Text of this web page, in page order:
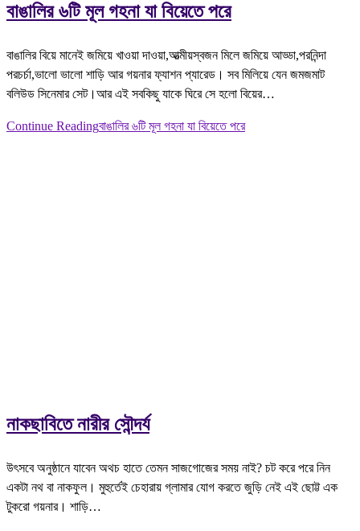
বাঙালির ৬টি মূল গহনা যা বিয়েতে পরে
বাঙালির বিয়ে মানেই জমিয়ে খাওয়া দাওয়া,আত্মীয়স্বজন মিলে জমিয়ে আড্ডা,পরনিন্দা
পরচর্চা,ভালো ভালো শাড়ি আর গয়নার ফ্যাশন প্যারেড। সব মিলিয়ে যেন জমজমাট
বলিউড সিনেমার সেট।আর এই সবকিছু যাকে ঘিরে সে হলো বিয়ের…
Continue Readingবাঙালির ৬টি মূল গহনা যা বিয়েতে পরে
নাকছাবিতে নারীর সৌন্দর্য
উৎসবে অনুষ্ঠানে যাবেন অথচ হাতে তেমন সাজগোজের সময় নাই? চট করে পরে নিন
একটা নথ বা নাকফুল। মুহুর্তেই চেহারায় গ্লামার যোগ করতে জুড়ি নেই এই ছোট্ট এক
টুকরো গয়নার। শাড়ি…